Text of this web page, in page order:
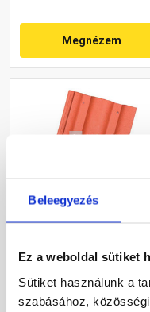
Beleegyezés
Ez a weboldal sütiket
Sütiket használunk a
szabásához,
Megnézem
Azzurro Unico alapcserép
Gyártói készleten